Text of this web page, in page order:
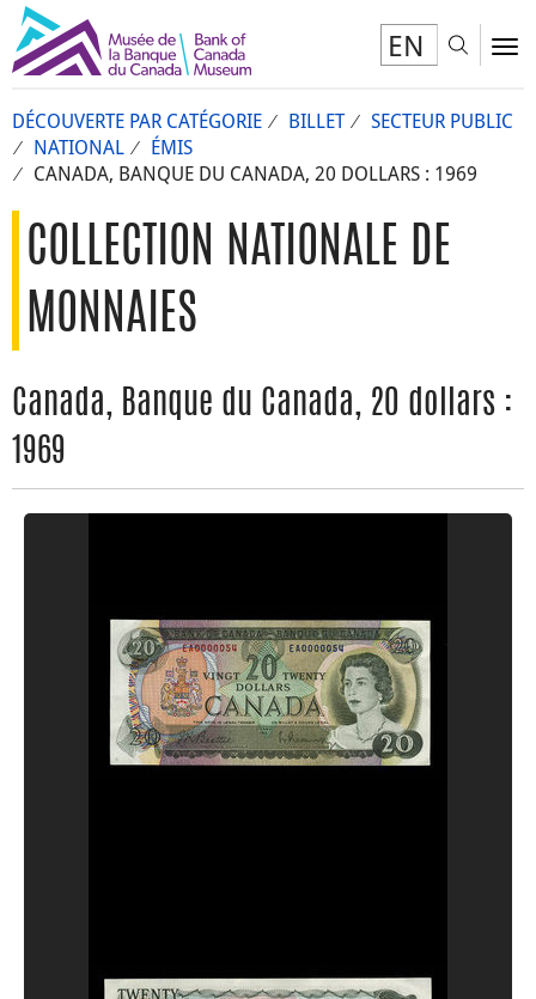
EN
DÉCOUVERTE PAR CATÉGORIE BILLET
SECTEUR PUBLIC
NATIONAL
ÉMIS
CANADA, BANQUE DU CANADA, 20 DOLLARS : 1969
COLLECTION NATIONALE DE
MONNAIES
Canada, Banque du Canada, 20 dollars :
1969